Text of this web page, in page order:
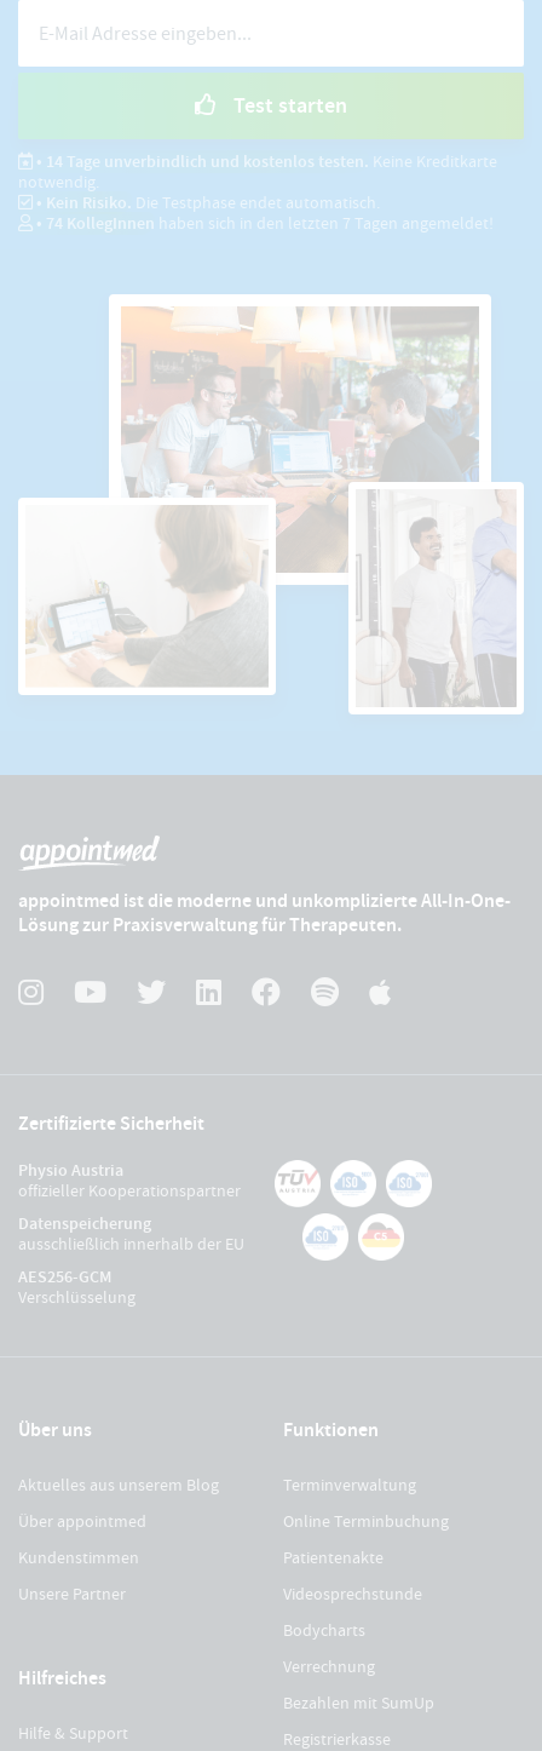
Test starten
• 14 Tage unverbindlich und kostenlos testen. Keine Kreditkarte
notwendig.
• Kein Risiko. Die Testphase endet automatisch.
• 74 KollegInnen haben sich in den letzten 7 Tagen angemeldet!
appointmed ist die moderne und unkomplizierte All-In-One-
Lösung zur Praxisverwaltung für Therapeuten.
Zertifizierte Sicherheit
Physio Austria
offizieller Kooperationspartner
Datenspeicherung
ausschließlich innerhalb der EU
AES256-GCM
Verschlüsselung
Über uns
Aktuelles aus unserem Blog
Über appointmed
Kundenstimmen
Unsere Partner
Hilfreiches
Hilfe & Support
Funktionen
Terminverwaltung
Online Terminbuchung
Patientenakte
Videosprechstunde
Bodycharts
Verrechnung
Bezahlen mit SumUp
Registrierkasse